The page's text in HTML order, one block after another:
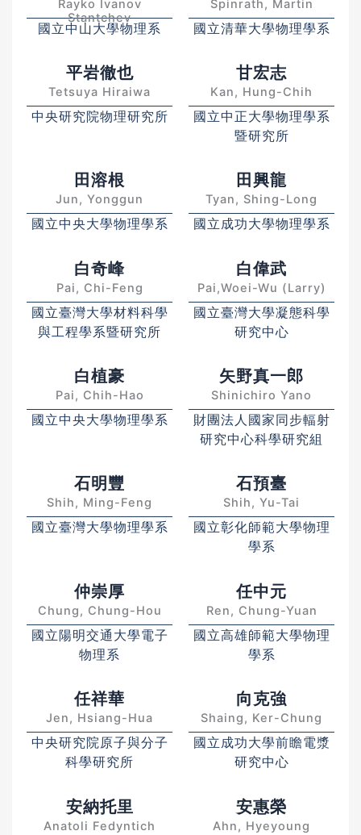
Rayko Ivanov
Stantchev
國立中山大學物理系
Spinrath, Martin
國立清華大學物理學系
平岩徹也
Tetsuya Hiraiwa
中央研究院物理研究所
甘宏志
Kan, Hung-Chih
國立中正大學物理學系
暨研究所
田溶根
Jun, Yonggun
國立中央大學物理學系
田興龍
Tyan, Shing-Long
國立成功大學物理學系
白奇峰
Pai, Chi-Feng
國立臺灣大學材料科學
與工程學系暨研究所
白偉武
Pai,Woei-Wu (Larry)
國立臺灣大學凝態科學
研究中心
白植豪
Pai, Chih-Hao
國立中央大學物理學系
矢野真一郎
Shinichiro Yano
財團法人國家同步輻射
研究中心科學研究組
石明豐
Shih, Ming-Feng
國立臺灣大學物理學系
石預臺
Shih, Yu-Tai
國立彰化師範大學物理
學系
仲崇厚
Chung, Chung-Hou
國立陽明交通大學電子
物理系
任中元
Ren, Chung-Yuan
國立高雄師範大學物理
學系
任祥華
Jen, Hsiang-Hua
中央研究院原子與分子
科學研究所
向克強
Shaing, Ker-Chung
國立成功大學前瞻電漿
研究中心
安納托里
Anatoli Fedyntich
安惠榮
Ahn, Hyeyoung